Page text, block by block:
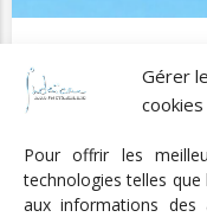
Gérer
cookies
Pour offrir les
technologies telles
aux informations
L’EUROPE ET